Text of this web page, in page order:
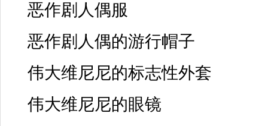
恶作剧人偶服
恶作剧人偶的游行帽子
伟大维尼尼的标志性外套
伟大维尼尼的眼镜